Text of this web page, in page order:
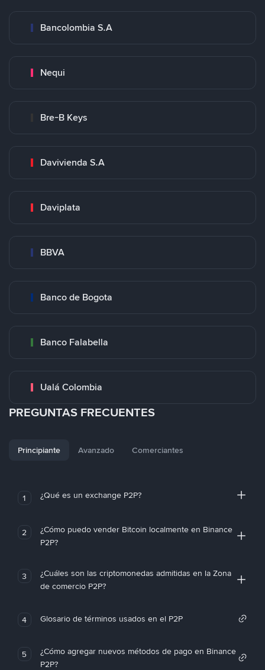
Bancolombia S.A
Nequi
Bre-B Keys
Davivienda S.A
Daviplata
BBVA
Banco de Bogota
Banco Falabella
Ualá Colombia
PREGUNTAS FRECUENTES
Principiante Avanzado Comerciantes
1 ¿Qué es un exchange P2P?
2
¿Cómo puedo vender Bitcoin localmente en Binance
P2P?
3
¿Cuáles son las criptomonedas admitidas en la Zona
de comercio P2P?
4 Glosario de términos usados en el P2P
5
¿Cómo agregar nuevos métodos de pago en Binance
P2P?